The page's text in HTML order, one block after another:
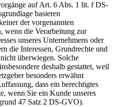
auf Art. 6 Abs. 1 lit. f DS-
basieren
der vorgenannten
wenn die Verarbeitung zur
unseres Unternehmens oder
die Interessen, Grundrechte und
überwiegen. Solche
deshalb gestattet, weil
besonders erwähnt
dass ein berechtigtes
wenn Sie ein Kunde unseres
47 Satz 2 DS-GVO).